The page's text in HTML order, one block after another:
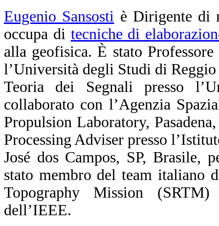
Eugenio Sansosti è Dirigente di
occupa di tecniche di
alla geofisica. È stato
l’Università degli Studi di
Teoria dei Segnali presso
collaborato con l’Agenzia
Propulsion Laboratory,
Processing Adviser presso
José dos Campos, SP,
stato membro del team italiano
Topography Mission
dell’IEEE.